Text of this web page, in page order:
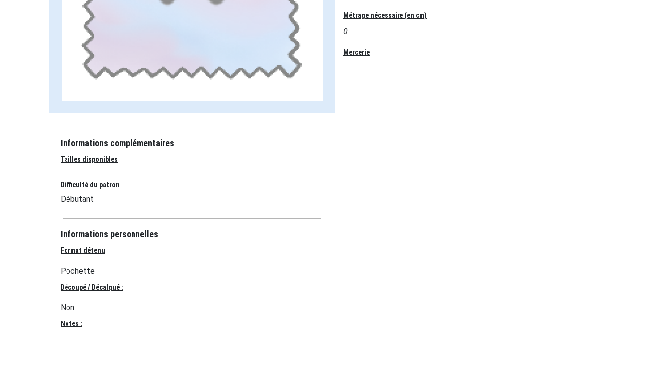
Informations complémentaires
Tailles disponibles
Difficulté du patron
Débutant
Informations personnelles
Format détenu
Pochette
Découpé / Décalqué :
Non
Notes :
Métrage nécessaire (en cm)
0
Mercerie